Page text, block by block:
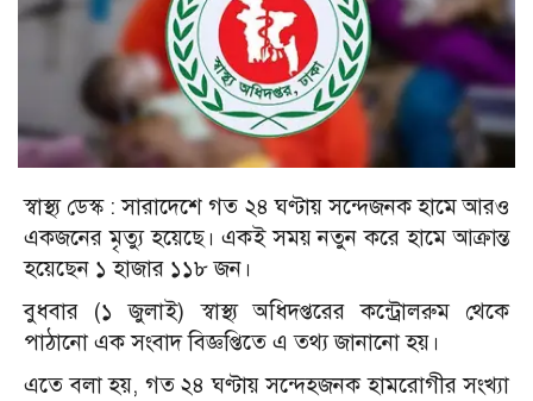
স্বাস্থ্য ডেস্ক : সারাদেশে গত ২৪ ঘণ্টায় সন্দেজনক হামে আরও
একজনের মৃত্যু হয়েছে। একই সময় নতুন করে হামে আক্রান্ত
হয়েছেন ১ হাজার ১১৮ জন।
বুধবার (১ জুলাই) স্বাস্থ্য অধিদপ্তরের কন্ট্রোলরুম থেকে
পাঠানো এক সংবাদ বিজ্ঞপ্তিতে এ তথ্য জানানো হয়।
এতে বলা হয়, গত ২৪ ঘণ্টায় সন্দেহজনক হামরোগীর সংখ্যা